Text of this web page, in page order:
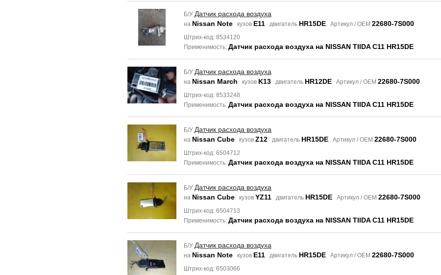
Б/У Датчик расхода воздуха
на Nissan Note кузов E11 двигатель HR15DE Артикул / OEM 22680-7S000
Штрих-код: 8534120
Применимость: Датчик расхода воздуха на NISSAN TIIDA C11 HR15DE
Б/У Датчик расхода воздуха
на Nissan March кузов K13 двигатель HR12DE Артикул / OEM 22680-7S000
Штрих-код: 8533248
Применимость: Датчик расхода воздуха на NISSAN TIIDA C11 HR15DE
Б/У Датчик расхода воздуха
на Nissan Cube кузов Z12 двигатель HR15DE Артикул / OEM 22680-7S000
Штрих-код: 6504712
Применимость: Датчик расхода воздуха на NISSAN TIIDA C11 HR15DE
Б/У Датчик расхода воздуха
на Nissan Cube кузов YZ11 двигатель HR15DE Артикул / OEM 22680-7S000
Штрих-код: 6504713
Применимость: Датчик расхода воздуха на NISSAN TIIDA C11 HR15DE
Б/У Датчик расхода воздуха
на Nissan Note кузов E11 двигатель HR15DE Артикул / OEM 22680-7S000
Штрих-код: 6503066